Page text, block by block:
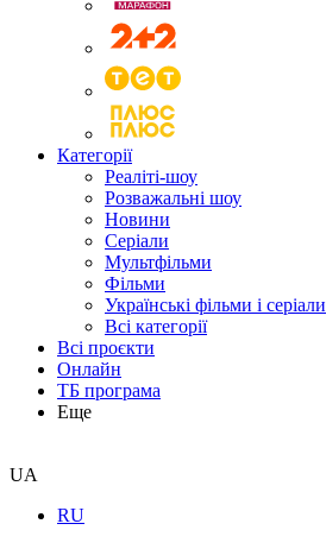
Категорії
Реаліті-шоу
Розважальні шоу
Новини
Серіали
Мультфільми
Фільми
Українські фільми і серіали
Всі категорії
Всі проєкти
Онлайн
ТБ програма
Еще
UA
RU